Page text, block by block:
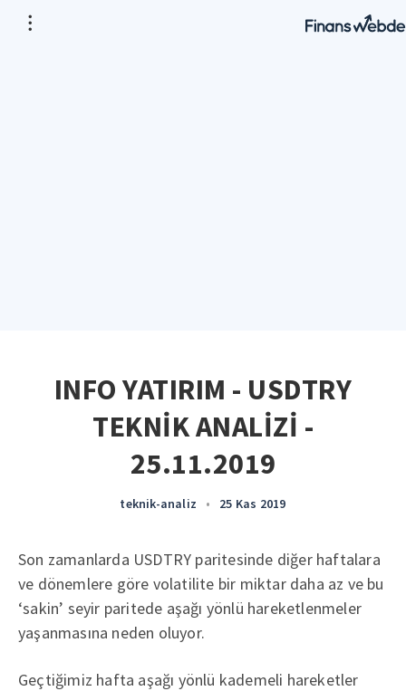
INFO YATIRIM - USDTRY
TEKNİK ANALİZİ -
25.11.2019
teknik-analiz • 25 Kas 2019
Son zamanlarda USDTRY paritesinde diğer haftalara
ve dönemlere göre volatilite bir miktar daha az ve bu
‘sakin’ seyir paritede aşağı yönlü hareketlenmeler
yaşanmasına neden oluyor.
Geçtiğimiz hafta aşağı yönlü kademeli hareketler